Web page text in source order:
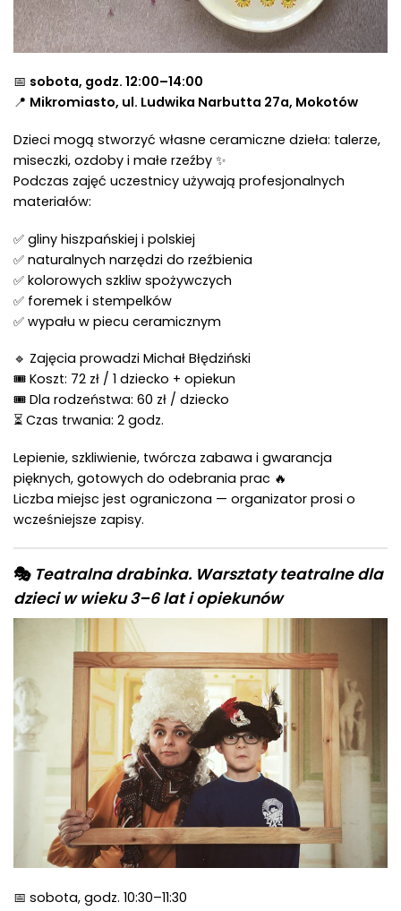
📅 sobota, godz. 12:00–14:00
📍 Mikromiasto, ul. Ludwika Narbutta 27a, Mokotów
Dzieci mogą stworzyć własne ceramiczne dzieła: talerze,
miseczki, ozdoby i małe rzeźby ✨
Podczas zajęć uczestnicy używają profesjonalnych
materiałów:
✅ gliny hiszpańskiej i polskiej
✅ naturalnych narzędzi do rzeźbienia
✅ kolorowych szkliw spożywczych
✅ foremek i stempelków
✅ wypału w piecu ceramicznym
🔹 Zajęcia prowadzi Michał Błędziński
🎟 Koszt: 72 zł / 1 dziecko + opiekun
🎟 Dla rodzeństwa: 60 zł / dziecko
⏳ Czas trwania: 2 godz.
Lepienie, szkliwienie, twórcza zabawa i gwarancja
pięknych, gotowych do odebrania prac 🔥
Liczba miejsc jest ograniczona — organizator prosi o
wcześniejsze zapisy.
🎭 Teatralna drabinka. Warsztaty teatralne dla
dzieci w wieku 3–6 lat i opiekunów
📅 sobota, godz. 10:30–11:30